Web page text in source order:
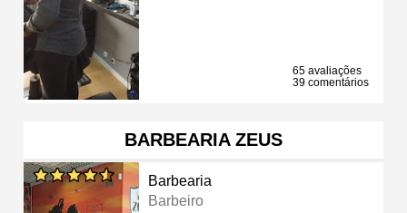
65 avaliações
39 comentários
BARBEARIA ZEUS
Barbearia
Barbeiro